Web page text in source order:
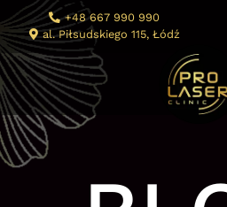
+48 667 990 990
al. Piłsudskiego 115, Łódź